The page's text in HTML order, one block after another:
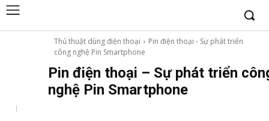
Thủ thuật dùng điện thoại
Pin điện thoại - Sự phát triển
công nghệ Pin Smartphone
Pin điện thoại – Sự phát triển
nghệ Pin Smartphone